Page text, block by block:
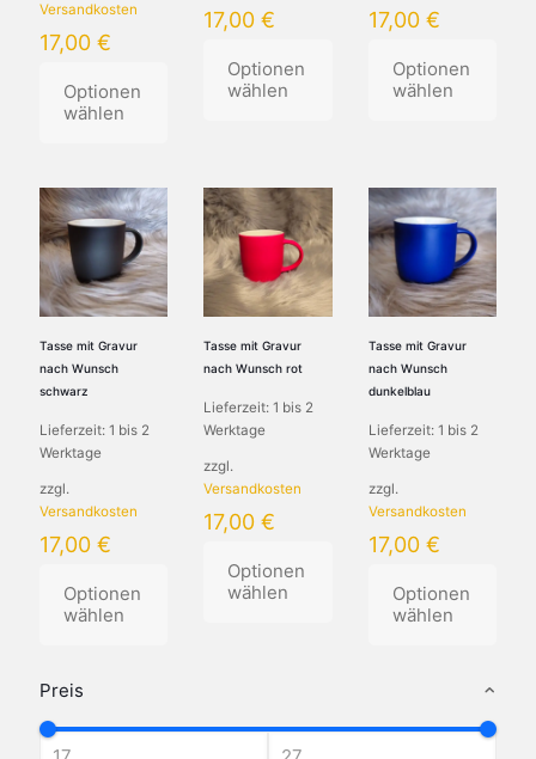
Preis
Versandkosten
17,00 €
Optionen
wählen
Produkt
weist
mehrere
Varianten
auf.
Die
Optionen
können
auf
der
gewählt
werden
17,00€
Optionen
wählen
weist
mehrere
Varianten
auf.
Die
Optionen
können
auf
der
gewählt
werden
17,00 €
Optionen
wählen
weist
mehrere
Varianten
auf.
Die
Optionen
können
auf
der
Produktseite
werden
Tasse mit Gravur
nach Wunsch
schwarz
Lieferzeit: 1 bis 2
Werktage
zzgl.
Versandkosten
17,00 €
Optionen
wählen
Produkt
mehrere
Varianten
Tasse mit Gravur
nach Wunsch rot
Lieferzeit:1 bis 2
Werktage
zzgl.
Versandkosten
17,00€
Optionen
wählen
Varianten
Tasse mit Gravur
nach Wunsch
dunkelblau
Lieferzeit: 1 bis 2
Werktage
zzgl.
Versandkosten
17,00 €
Optionen
wählen
mehrere